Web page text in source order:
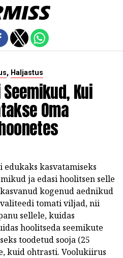
, Haljastus
Kui
Oma
kasvatamiseks
ja edasi hoolitsen selle
kogenud aednikud
tomati viljad, nii
sellele, kuidas
hoolitseda seemikute
toodetud sooja (25
kuid ohtrasti. Voolukiirus